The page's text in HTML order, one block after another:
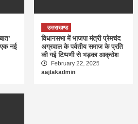
एक नई
उत्तराखण्ड
विधानसभा में भाजपा मंत्री प्रेमचंद
अग्रवाल के पर्वतीय समाज के प्रति
की गई टिप्पणी से भड़का आक्रोश
February 22, 2025
aajtakadmin